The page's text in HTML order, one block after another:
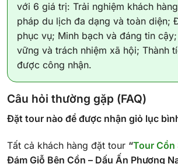
với 6 giá trị: Trải nghiệm khách
pháp du lịch đa dạng và toàn diện;
phục vụ; Minh bạch và đáng tin
vững và trách nhiệm xã hội; Thành
được công nhận.
Câu hỏi thường gặp (FAQ)
Đặt tour nào để được nhận giỏ lục
Tất cả khách hàng đặt tour “Tour Cồn
Đám Giỗ Bên Cồn – Dấu Ấn Phương